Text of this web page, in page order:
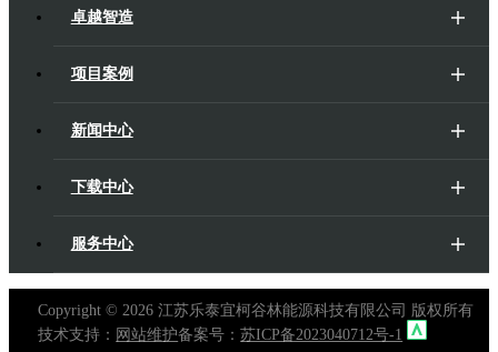
卓越智造
项目案例
新闻中心
下载中心
服务中心
Copyright ©2026 江苏乐泰宜柯谷林能源科技有限公司 版权所有
技术支持： 网站维护备案号：苏ICP备2023040712号-1